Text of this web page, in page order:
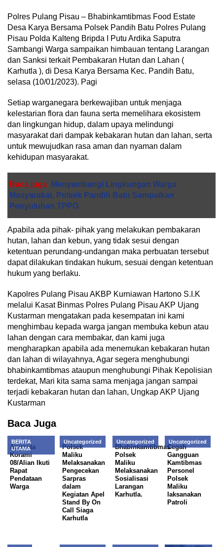
Polres Pulang Pisau – Bhabinkamtibmas Food Estate
Desa Karya Bersama Polsek Pandih Batu Polres Pulang
Pisau Polda Kalteng Bripda I Putu Ardika Saputra
Sambangi Warga sampaikan himbauan tentang Larangan
dan Sanksi terkait Pembakaran Hutan dan Lahan (
Karhutla ), di Desa Karya Bersama Kec. Pandih Batu,
selasa (10/01/2023). Pagi
Setiap warganegara berkewajiban untuk menjaga
kelestarian flora dan fauna serta memelihara ekosistem
dan lingkungan hidup, dalam upaya melindungi
masyarakat dari dampak kebakaran hutan dan lahan, serta
untuk mewujudkan rasa aman dan nyaman dalam
kehidupan masyarakat.
Baca juga
Menyambangi Lingkungan Warga
Masyarakat, Polsek Pandih Batu Sampaikan
Penyuluhan TPPO.
Apabila ada pihak- pihak yang melakukan pembakaran
hutan, lahan dan kebun, yang tidak sesui dengan
ketentuan perundang-undangan maka perbuatan tersebut
dapat dilakukan tindakan hukum, sesuai dengan ketentuan
hukum yang berlaku.
Kapolres Pulang Pisau AKBP Kurniawan Hartono S.I.K
melalui Kasat Binmas Polres Pulang Pisau AKP Ujang
Kustarman mengatakan pada kesempatan ini kami
menghimbau kepada warga jangan membuka kebun atau
lahan dengan cara membakar, dan kami juga
mengharapkan apabila ada menemukan kebakaran hutan
dan lahan di wilayahnya, Agar segera menghubungi
bhabinkamtibmas ataupun menghubungi Pihak Kepolisian
terdekat, Mari kita sama sama menjaga jangan sampai
terjadi kebakaran hutan dan lahan, Ungkap AKP Ujang
Kustarman
Baca Juga
BERITA
UTAMA
Anggota
Korami
08/Alian Ikuti
Rapat
Pendataan
Warga
Uncategorized
Polsek
Maliku
Melaksanakan
Pengecekan
Sarpras
dalam
Kegiatan Apel
Stand By On
Call Siaga
Karhutla
Uncategorized
Bhabinkamtibmas
Polsek
Maliku
Melaksanakan
Sosialisasi
Larangan
Karhutla.
Uncategorized
Cegah
Gangguan
Kamtibmas
Personel
Polsek
Maliku
laksanakan
Patroli